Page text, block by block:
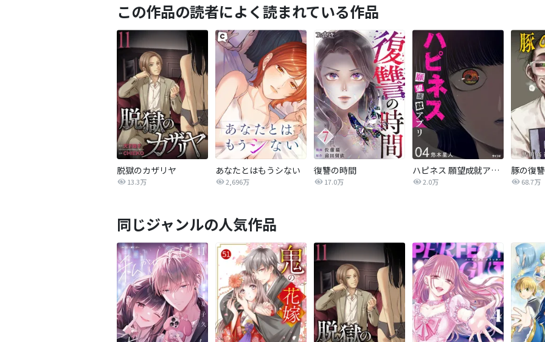
この作品の読者によく読まれている作品
脱獄のカザリヤ
13.3万
あなたとはもうシない
2,696万
復讐の時間
17.0万
ハピネス 願望成就アプリ
2.0万
豚の復讐
68.7万
同じジャンルの人気作品